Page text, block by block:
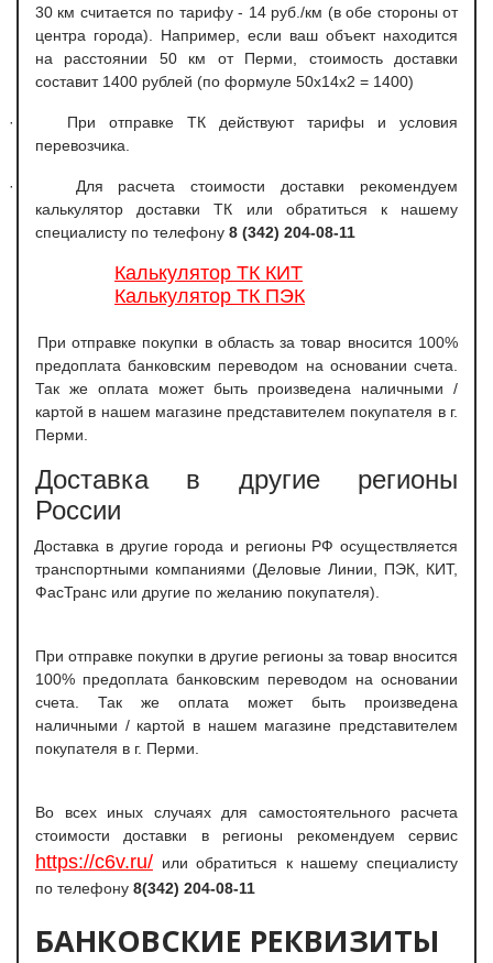
30 км считается по тарифу - 14 руб./км (в обе стороны от
центра города). Например, если ваш объект находится
на расстоянии 50 км от Перми, стоимость доставки
составит 1400 рублей (по формуле 50х14х2 = 1400)
·
При отправке ТК действуют тарифы и условия
перевозчика.
·
Для расчета стоимости доставки рекомендуем
калькулятор доставки ТК или обратиться к нашему
специалисту по телефону 8 (342) 204-08-11
Калькулятор ТК КИТ
Калькулятор ТК ПЭК
При отправке покупки в область за товар вносится 100%
предоплата банковским переводом на основании счета.
Так же оплата может быть произведена наличными /
картой в нашем магазине представителем покупателя в г.
Перми.
Доставка в другие регионы
России
Доставка в другие города и регионы РФ осуществляется
транспортными компаниями (Деловые Линии, ПЭК, КИТ,
ФасТранс или другие по желанию покупателя).
При отправке покупки в другие регионы за товар вносится
100% предоплата банковским переводом на основании
счета. Так же оплата может быть произведена
наличными / картой в нашем магазине представителем
покупателя в г. Перми.
Во всех иных случаях для самостоятельного расчета
стоимости доставки в регионы рекомендуем сервис
https://c6v.ru/ или обратиться к нашему специалисту
по телефону 8(342) 204-08-11
БАНКОВСКИЕ РЕКВИЗИТЫ